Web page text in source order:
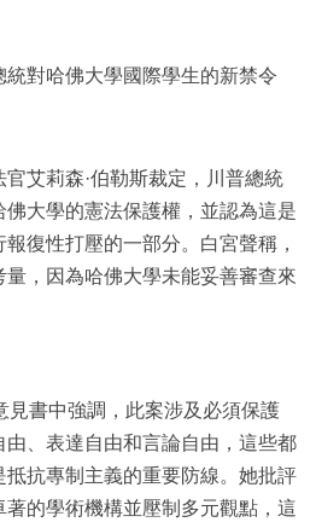
對哈佛大學國際學生的新禁令
艾莉森·伯勒斯裁定，川普總統
大學的憲法保護權，並認為這是
復性打壓的一部分。白宮聲稱，
，因為哈佛大學未能妥善審查來
見書中強調，此案涉及必須保護
、表達自由和言論自由，這些都
抗專制主義的重要防線。她批評
的學術機構並壓制多元觀點，這